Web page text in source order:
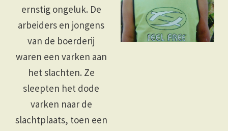
ernstig ongeluk. De
arbeiders en jongens
van de boerderij
waren een varken aan
het slachten. Ze
sleepten het dode
varken naar de
slachtplaats, toen een